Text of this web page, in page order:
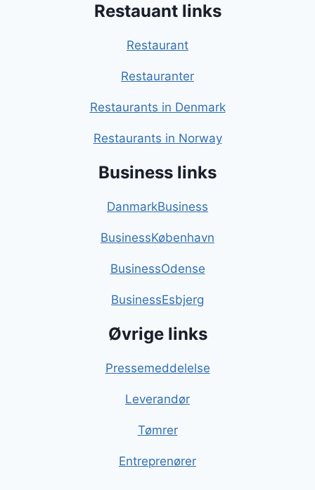
Restauant links
Restaurant
Restauranter
Restaurants in Denmark
Restaurants in Norway
Business links
DanmarkBusiness
BusinessKøbenhavn
BusinessOdense
BusinessEsbjerg
Øvrige links
Pressemeddelelse
Leverandør
Tømrer
Entreprenører